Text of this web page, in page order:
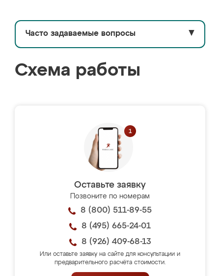
Часто задаваемые вопросы ▼
Схема работы
Оставьте заявку
Позвоните по номерам
8 (800) 511-89-55
8 (495) 665-24-01
8 (926) 409-68-13
Или оставьте заявку на сайте для консультации и
предварительного расчёта стоимости.